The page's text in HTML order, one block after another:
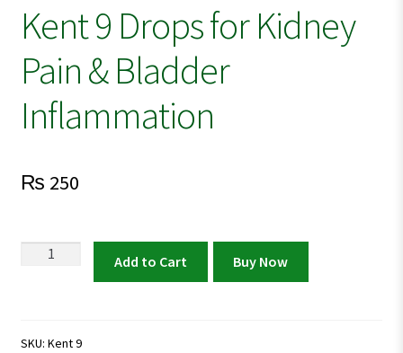
Kent 9 Drops for Kidney
Pain & Bladder
Inflammation
₨ 250
Kent
Kidney
Add to Cart Buy Now
SKU: Kent 9